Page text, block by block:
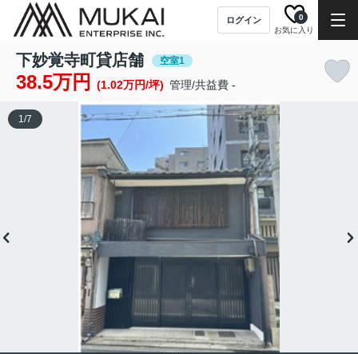
ログイン
お気に入り
0
下妙覚寺町貸店舗 空室1
38.5万円 (1.02万円/坪) 管理/共益費 -
1/7